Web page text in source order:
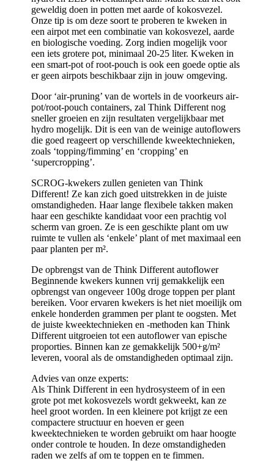
geweldig doen in potten met aarde of kokosvezel.
Onze tip is om deze soort te proberen te kweken in
een airpot met een combinatie van kokosvezel, aarde
en biologische voeding. Zorg indien mogelijk voor
een iets grotere pot, minimaal 20-25 liter. Kweken in
een smart-pot of root-pouch is ook een goede optie als
er geen airpots beschikbaar zijn in jouw omgeving.
Door ‘air-pruning’ van de wortels in de voorkeurs air-
pot/root-pouch containers, zal Think Different nog
sneller groeien en zijn resultaten vergelijkbaar met
hydro mogelijk. Dit is een van de weinige autoflowers
die goed reageert op verschillende kweektechnieken,
zoals ‘topping/fimming’ en ‘cropping’ en
‘supercropping’.
SCROG-kwekers zullen genieten van Think
Different! Ze kan zich goed uitstrekken in de juiste
omstandigheden. Haar lange flexibele takken maken
haar een geschikte kandidaat voor een prachtig vol
scherm van groen. Ze is een geschikte plant om uw
ruimte te vullen als ‘enkele’ plant of met maximaal een
paar planten per m².
De opbrengst van de Think Different autoflower
Beginnende kwekers kunnen vrij gemakkelijk een
opbrengst van ongeveer 100g droge toppen per plant
bereiken. Voor ervaren kwekers is het niet moeilijk om
enkele honderden grammen per plant te oogsten. Met
de juiste kweektechnieken en -methoden kan Think
Different uitgroeien tot een autoflower van epische
proporties. Binnen kan ze gemakkelijk 500+g/m²
leveren, vooral als de omstandigheden optimaal zijn.
Advies van onze experts:
Als Think Different in een hydrosysteem of in een
grote pot met kokosvezels wordt gekweekt, kan ze
heel groot worden. In een kleinere pot krijgt ze een
compactere structuur en hoeven er geen
kweektechnieken te worden gebruikt om haar hoogte
onder controle te houden. In deze omstandigheden
raden we zelfs af om te toppen en te fimmen.